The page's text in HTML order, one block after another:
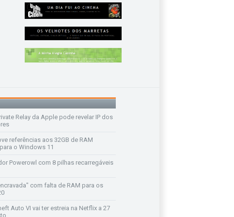
Relay da Apple pode revelar IP dos
referências aos 32GB de RAM
o Windows 11
Powerowl com 8 pilhas recarregáveis
com falta de RAM para os
Auto VI vai ter estreia na Netflix a 27